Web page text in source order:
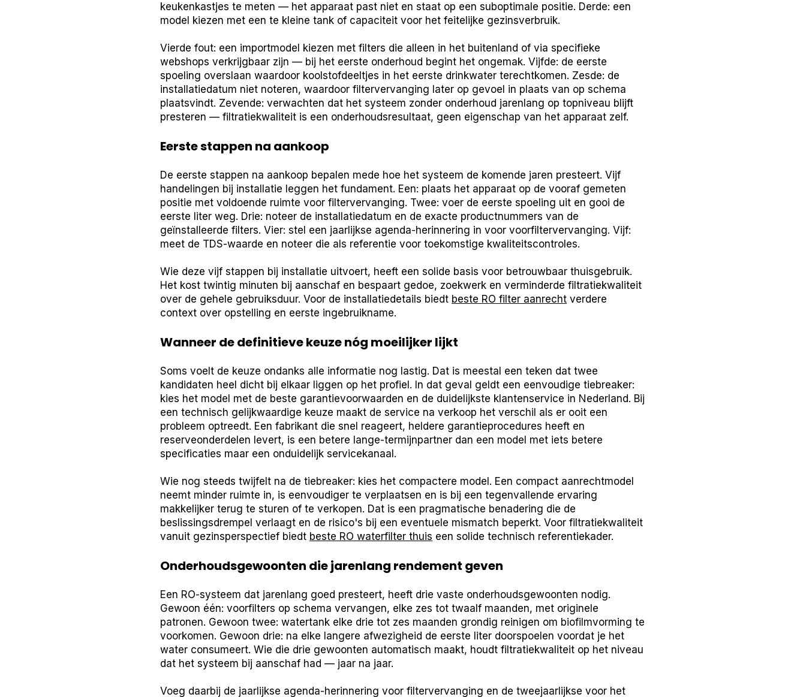
keukenkastjes te meten — het apparaat past niet en staat op een suboptimale positie. Derde: een
model kiezen met een te kleine tank of capaciteit voor het feitelijke gezinsverbruik.
Vierde fout: een importmodel kiezen met filters die alleen in het buitenland of via specifieke
webshops verkrijgbaar zijn — bij het eerste onderhoud begint het ongemak. Vijfde: de eerste
spoeling overslaan waardoor koolstofdeeltjes in het eerste drinkwater terechtkomen. Zesde: de
installatiedatum niet noteren, waardoor filtervervanging later op gevoel in plaats van op schema
plaatsvindt. Zevende: verwachten dat het systeem zonder onderhoud jarenlang op topniveau blijft
presteren — filtratiekwaliteit is een onderhoudsresultaat, geen eigenschap van het apparaat zelf.
Eerste stappen na aankoop
De eerste stappen na aankoop bepalen mede hoe het systeem de komende jaren presteert. Vijf
handelingen bij installatie leggen het fundament. Een: plaats het apparaat op de vooraf gemeten
positie met voldoende ruimte voor filtervervanging. Twee: voer de eerste spoeling uit en gooi de
eerste liter weg. Drie: noteer de installatiedatum en de exacte productnummers van de
geïnstalleerde filters. Vier: stel een jaarlijkse agenda-herinnering in voor voorfiltervervanging. Vijf:
meet de TDS-waarde en noteer die als referentie voor toekomstige kwaliteitscontroles.
Wie deze vijf stappen bij installatie uitvoert, heeft een solide basis voor betrouwbaar thuisgebruik.
Het kost twintig minuten bij aanschaf en bespaart gedoe, zoekwerk en verminderde filtratiekwaliteit
over de gehele gebruiksduur. Voor de installatiedetails biedt beste RO filter aanrecht verdere
context over opstelling en eerste ingebruikname.
Wanneer de definitieve keuze nóg moeilijker lijkt
Soms voelt de keuze ondanks alle informatie nog lastig. Dat is meestal een teken dat twee
kandidaten heel dicht bij elkaar liggen op het profiel. In dat geval geldt een eenvoudige tiebreaker:
kies het model met de beste garantievoorwaarden en de duidelijkste klantenservice in Nederland. Bij
een technisch gelijkwaardige keuze maakt de service na verkoop het verschil als er ooit een
probleem optreedt. Een fabrikant die snel reageert, heldere garantieprocedures heeft en
reserveonderdelen levert, is een betere lange-termijnpartner dan een model met iets betere
specificaties maar een onduidelijk servicekanaal.
Wie nog steeds twijfelt na de tiebreaker: kies het compactere model. Een compact aanrechtmodel
neemt minder ruimte in, is eenvoudiger te verplaatsen en is bij een tegenvallende ervaring
makkelijker terug te sturen of te verkopen. Dat is een pragmatische benadering die de
beslissingsdrempel verlaagt en de risico's bij een eventuele mismatch beperkt. Voor filtratiekwaliteit
vanuit gezinsperspectief biedt beste RO waterfilter thuis een solide technisch referentiekader.
Onderhoudsgewoonten die jarenlang rendement geven
Een RO-systeem dat jarenlang goed presteert, heeft drie vaste onderhoudsgewoonten nodig.
Gewoon één: voorfilters op schema vervangen, elke zes tot twaalf maanden, met originele
patronen. Gewoon twee: watertank elke drie tot zes maanden grondig reinigen om biofilmvorming te
voorkomen. Gewoon drie: na elke langere afwezigheid de eerste liter doorspoelen voordat je het
water consumeert. Wie die drie gewoonten automatisch maakt, houdt filtratiekwaliteit op het niveau
dat het systeem bij aanschaf had — jaar na jaar.
Voeg daarbij de jaarlijkse agenda-herinnering voor filtervervanging en de tweejaarlijkse voor het